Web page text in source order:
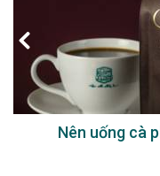
Nên uống cà